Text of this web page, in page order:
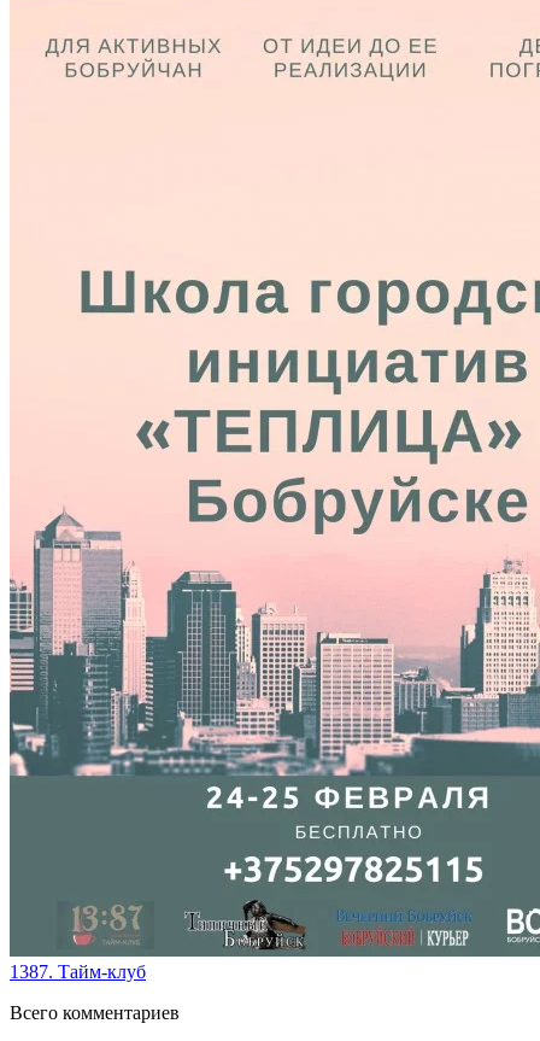
1387. Тайм-клуб
Всего комментариев